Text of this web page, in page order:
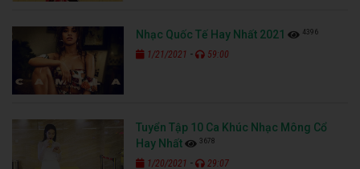
Nhạc Quốc Tế Hay Nhất 2021 4396
1/21/2021 - 59:00
Tuyển Tập 10 Ca Khúc Nhạc Mông Cổ
Hay Nhất
3678
1/20/2021 - 29:07